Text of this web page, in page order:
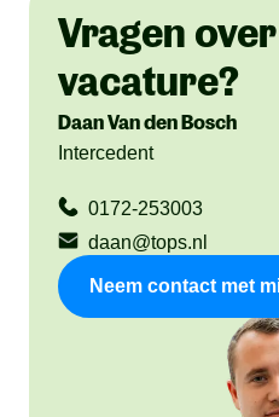
Vragen
vacature?
Daan Van den Bosch
Intercedent
0172-253003
daan@tops.nl
Neem contact met